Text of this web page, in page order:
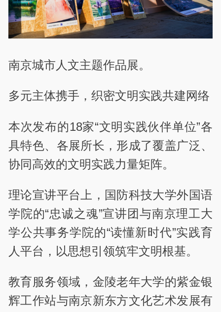
南京城市人文主题作品展。
多元主体携手，织密文明实践共建网络
本次发布的18家“文明实践伙伴单位”各
具特色、各展所长，形成了覆盖广泛、
协同高效的文明实践力量矩阵。
理论宣讲平台上，国防科技大学外国语
学院的“忠诚之魂”宣讲团与南京理工大
学公共事务学院的“读懂新时代”实践育
人平台，以思想引领筑牢文明根基。
教育服务领域，金陵老年大学的紫金银
辉工作站与南京新东方文化艺术发展有